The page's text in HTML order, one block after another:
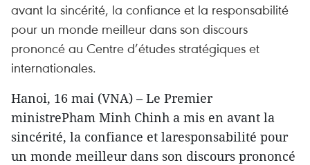
avant la sincérité, la confiance et la responsabilité
pour un monde meilleur dans son discours
prononcé au Centre d’études stratégiques et
internationales.
Hanoi, 16 mai (VNA) – Le Premier
ministrePham Minh Chinh a mis en avant la
sincérité, la confiance et laresponsabilité pour
un monde meilleur dans son discours prononcé